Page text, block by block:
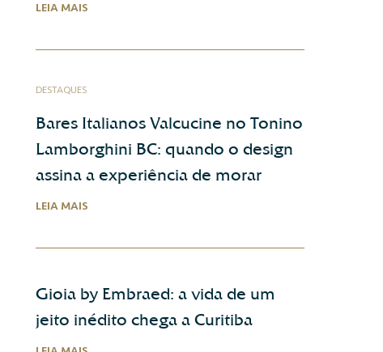
LEIA MAIS
DESTAQUES
Bares Italianos Valcucine no Tonino
Lamborghini BC: quando o design
assina a experiência de morar
LEIA MAIS
Gioia by Embraed: a vida de um
jeito inédito chega a Curitiba